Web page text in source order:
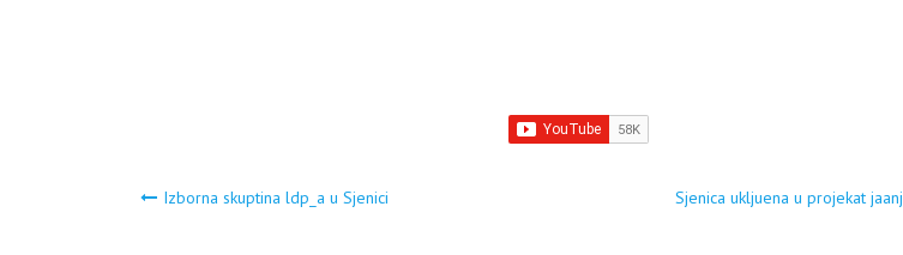
Navigacija
Izborna skuptina ldp_a u Sjenici
Sjenica ukljuena u projekat